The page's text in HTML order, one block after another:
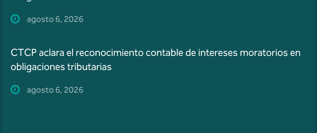
agosto 6, 2026
CTCP aclara el reconocimiento contable de intereses moratorios en
obligaciones tributarias
agosto 6, 2026